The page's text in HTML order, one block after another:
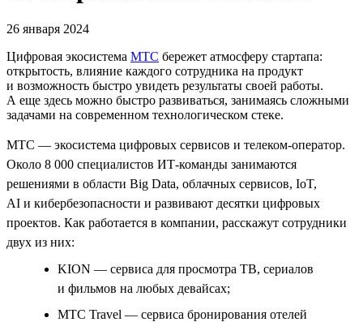
26 января 2024
Цифровая экосистема МТС бережет атмосферу стартапа:
открытость, влияние каждого сотрудника на продукт
и возможность быстро увидеть результаты своей работы.
А еще здесь можно быстро развиваться, занимаясь сложными
задачами на современном технологическом стеке.
МТС — экосистема цифровых сервисов и телеком-оператор.
Около 8 000 специалистов ИТ-команды занимаются
решениями в области Big Data, облачных сервисов, IoT,
AI и кибербезопасности и развивают десятки цифровых
проектов. Как работается в компании, расскажут сотрудники
двух из них:
KION — сервиса для просмотра ТВ, сериалов
и фильмов на любых девайсах;
МТС Travel — сервиса бронирования отелей